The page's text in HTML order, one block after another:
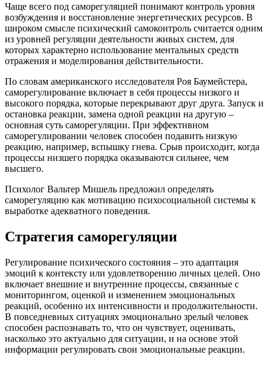
Чаще всего под саморегуляцией понимают контроль уровня
возбуждения и восстановление энергетических ресурсов. В
широком смысле психический самоконтроль считается одним
из уровней регуляции деятельности живых систем, для
которых характерно использование ментальных средств
отражения и моделирования действительности.
По словам американского исследователя Роя Баумейстера,
саморегулирование включает в себя процессы низкого и
высокого порядка, которые перекрывают друг друга. Запуск и
остановка реакции, замена одной реакции на другую –
основная суть саморегуляции. При эффективном
саморегулировании человек способен подавить низкую
реакцию, например, вспышку гнева. Срыв происходит, когда
процессы низшего порядка оказываются сильнее, чем
высшего.
Психолог Вальтер Мишель предложил определять
саморегуляцию как мотивацию психосоциальной системы к
выработке адекватного поведения.
Стратегия саморегуляции
Регулирование психического состояния – это адаптация
эмоций к контексту или удовлетворению личных целей. Оно
включает внешние и внутренние процессы, связанные с
мониторингом, оценкой и изменением эмоциональных
реакций, особенно их интенсивности и продолжительности.
В повседневных ситуациях эмоционально зрелый человек
способен распознавать то, что он чувствует, оценивать,
насколько это актуально для ситуации, и на основе этой
информации регулировать свои эмоциональные реакции.